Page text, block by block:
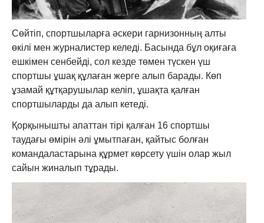
Сөйтіп, спортшыларға әскери гарнизонның алты
өкілі мен журналистер келеді. Басында бұл оқиғаға
ешкімен сенбейді, сол кезде төмен түскен үш
спортшы ұшақ құлаған жерге алып барады. Көп
ұзамай құтқарушылар келіп, ұшақта қалған
спортшыларды да алып кетеді.
Қорқынышты апаттан тірі қалған 16 спортшы
таудағы өмірін әлі ұмытпаған, қайтыс болған
командаластарына құрмет көрсету үшін олар жыл
сайын жиналып тұрады.